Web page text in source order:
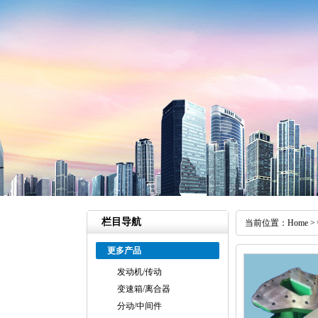
栏目导航
更多产品
发动机/传动
变速箱/离合器
分动/中间件
当前位置： Home >